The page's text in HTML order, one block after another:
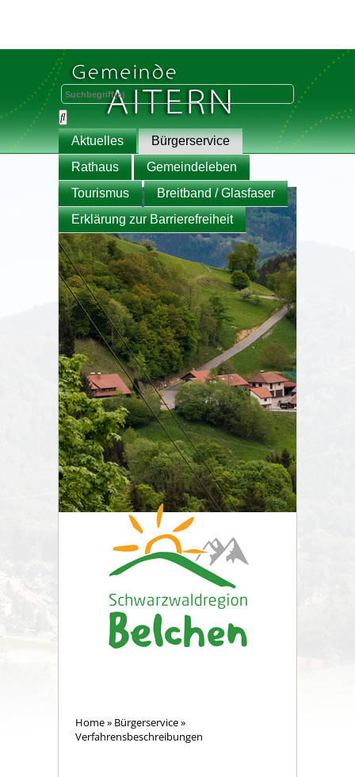
Aktuelles
Bürgerservice
Rathaus
Gemeindeleben
Tourismus
Breitband / Glasfaser
Erklärung zur Barrierefreiheit
Home» Bürgerservice»
Verfahrensbeschreibungen